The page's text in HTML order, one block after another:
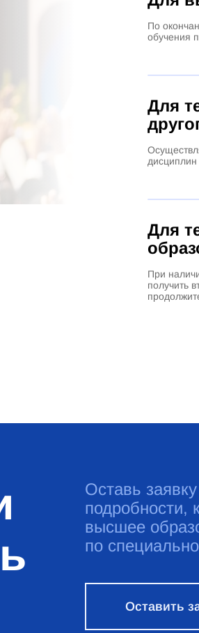
По
обучения
Для
дисциплин
Для
При
получить
Оставь
подробности,
высшее
по
Оставить